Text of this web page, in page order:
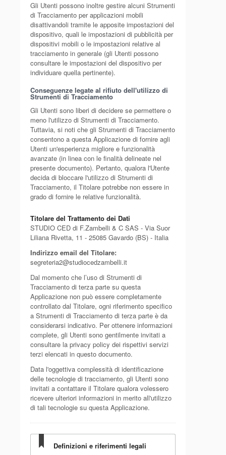
Gli Utenti possono inoltre gestire alcuni Strumenti
di Tracciamento per applicazioni mobili
disattivandoli tramite le apposite impostazioni del
dispositivo, quali le impostazioni di pubblicità per
dispositivi mobili o le impostazioni relative al
tracciamento in generale (gli Utenti possono
consultare le impostazioni del dispositivo per
individuare quella pertinente).
Conseguenze legate al rifiuto dell'utilizzo di
Strumenti di Tracciamento
Gli Utenti sono liberi di decidere se permettere o
meno l'utilizzo di Strumenti di Tracciamento.
Tuttavia, si noti che gli Strumenti di Tracciamento
consentono a questa Applicazione di fornire agli
Utenti un'esperienza migliore e funzionalità
avanzate (in linea con le finalità delineate nel
presente documento). Pertanto, qualora l'Utente
decida di bloccare l'utilizzo di Strumenti di
Tracciamento, il Titolare potrebbe non essere in
grado di fornire le relative funzionalità.
Titolare del Trattamento dei Dati
STUDIO CED di F.Zambelli & C SAS - Via Suor
Liliana Rivetta, 11 - 25085 Gavardo (BS) - Italia
Indirizzo email del Titolare:
segreteria2@studiocedzambelli.it
Dal momento che l’uso di Strumenti di
Tracciamento di terza parte su questa
Applicazione non può essere completamente
controllato dal Titolare, ogni riferimento specifico
a Strumenti di Tracciamento di terza parte è da
considerarsi indicativo. Per ottenere informazioni
complete, gli Utenti sono gentilmente invitati a
consultare la privacy policy dei rispettivi servizi
terzi elencati in questo documento.
Data l'oggettiva complessità di identificazione
delle tecnologie di tracciamento, gli Utenti sono
invitati a contattare il Titolare qualora volessero
ricevere ulteriori informazioni in merito all'utilizzo
di tali tecnologie su questa Applicazione.
Definizioni e riferimenti legali